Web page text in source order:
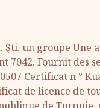
un groupe Une
7042. Fournit des
Certificat n °
de licence de